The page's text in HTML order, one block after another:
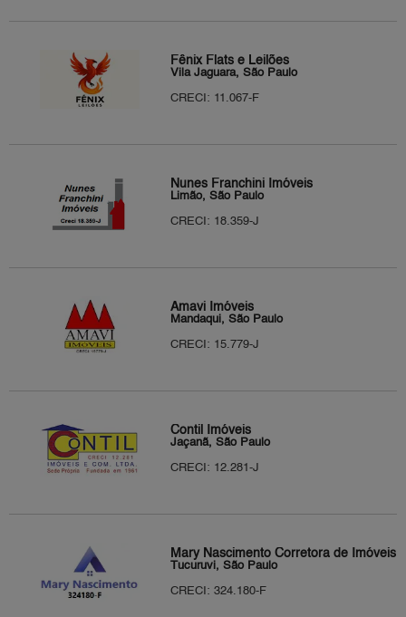
Fênix Flats e Leilões
Vila Jaguara, São Paulo
CRECI: 11.067-F
Nunes Franchini Imóveis
Limão, São Paulo
CRECI: 18.359-J
Amavi Imóveis
Mandaqui, São Paulo
CRECI: 15.779-J
Contil Imóveis
Jaçanã, São Paulo
CRECI: 12.281-J
Mary Nascimento Corretora de Imóveis
Tucuruvi, São Paulo
CRECI: 324.180-F